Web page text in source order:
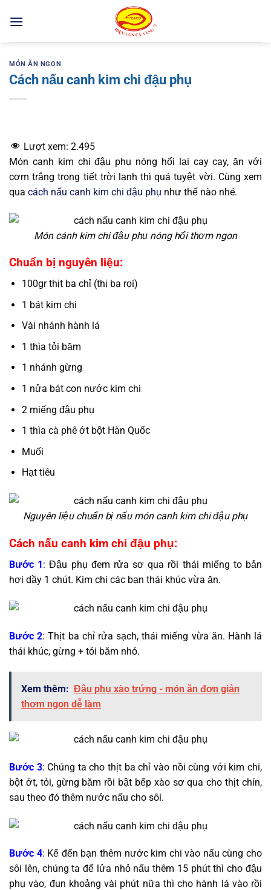
qua
MÓN ĂN NGON
Cách nấu canh kim chi đậu phụ
Lượt xem: 2.495
Món canh kim chi đậu phụ nóng hổi lại cay cay, ăn với
cơm trắng trong tiết trời lạnh thì quá tuyệt vời. Cùng xem
qua cách nấu canh kim chi đậu phụ như thế nào nhé.
Món cánh kim chi đậu phụ nóng hổi thơm ngon
Chuẩn bị nguyên liệu:
100gr thịt ba chỉ (thị ba rọi)
1 bát kim chi
Vài nhánh hành lá
1 thìa tỏi băm
1 nhánh gừng
1 nửa bát con nước kim chi
2 miếng đậu phụ
1 thìa cà phê ớt bột Hàn Quốc
Muối
Hạt tiêu
Nguyên liệu chuẩn bị nấu món canh kim chi đậu phụ
Cách nấu canh kim chi đậu phụ:
Bước 1: Đậu phụ đem rửa sơ qua rồi thái miếng to bản
hơi dầy 1 chút. Kim chi các bạn thái khúc vừa ăn.
Bước 2: Thịt ba chỉ rửa sạch, thái miếng vừa ăn. Hành lá
thái khúc, gừng + tỏi băm nhỏ.
Xem thêm: Đậu phụ xào trứng - món ăn đơn giản
thơm ngon dễ làm
Bước 3: Chúng ta cho thịt ba chỉ vào nồi cùng với kim chi,
bột ớt, tỏi, gừng băm rồi bật bếp xào sơ qua cho thịt chín,
sau theo đó thêm nước nấu cho sôi.
Bước 4: Kế đến bạn thêm nước kim chi vào nấu cùng cho
sôi lên, chúng ta để lửa nhỏ nấu thêm 15 phút thì cho đậu
phụ vào, đun khoảng vài phút nữa thì cho hành lá vào rồi